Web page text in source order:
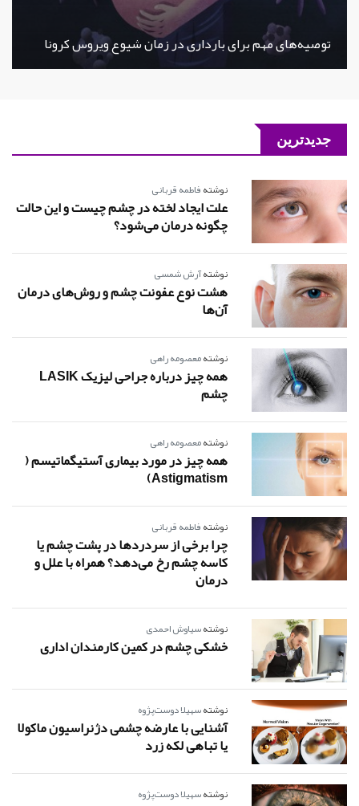
توصیه‌های مهم برای بارداری در زمان شیوع ویروس کرونا
جدیدترین
نوشتهفاطمه قربانی
علت ایجاد لخته در چشم چیست و این حالت
چگونه درمان می‌شود؟
نوشتهآرش شمسی
هشت نوع عفونت چشم و روش‌های درمان
‌آن‌ها
نوشتهمعصومه راهی
همه چیز درباره جراحی لیزیک LASIK
چشم
نوشتهمعصومه راهی
همه چیز در مورد بیماری آستیگماتیسم (
Astigmatism)
نوشتهفاطمه قربانی
چرا برخی از سردردها در پشت چشم یا
کاسه چشم رخ می‌دهد؟ همراه با علل و
درمان
نوشتهسیاوش احمدی
خشکی چشم در کمین کارمندان اداری
نوشتهسهیلا دوست‌پژوه
آشنایی با عارضه چشمی دژنراسیون ماکولا
یا تباهی لکه زرد
نوشتهسهیلا دوست‌پژوه